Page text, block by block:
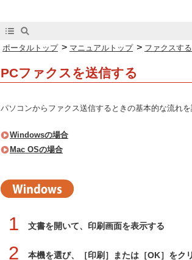
ポータルトップ > マニュアルトップ > ファクスする
PCファクスを送信する
パソコンからファクス送信するときの基本的な流れを
Windowsの場合
Mac OSの場合
1 文書を開いて、印刷画面を表示する
2 本機を選び、［印刷］または［OK］をク